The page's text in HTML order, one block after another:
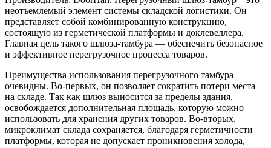
неотъемлемый элемент системы складской логистики. Он
представляет собой комбинированную конструкцию,
состоящую из герметической платформы и доклевеллера.
Главная цель такого шлюза-тамбура — обеспечить безопасное
и эффективное перегрузочное процесса товаров.
Преимущества использования перегрузочного тамбура
очевидны. Во-первых, он позволяет сократить потери места
на складе. Так как шлюз выносится за пределы здания,
освобождается дополнительная площадь, которую можно
использовать для хранения других товаров. Во-вторых,
микроклимат склада сохраняется, благодаря герметичности
платформы, которая не допускает проникновения холода,